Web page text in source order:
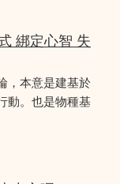
綁定心智 失
，本意是建基於
動。也是物種基